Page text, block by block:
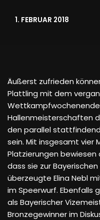
1. FEBRUAR 2018
Äußerst zufrieden
Plattling mit dem
Hallenmeisterschaften
den parallel
sein. Mit insgesamt vier
Platzierungen
dass sie zur
überzeugte Elina Nebl
im Speerwurf. Ebenfalls
als Bayerischer
Bronzegewinner im